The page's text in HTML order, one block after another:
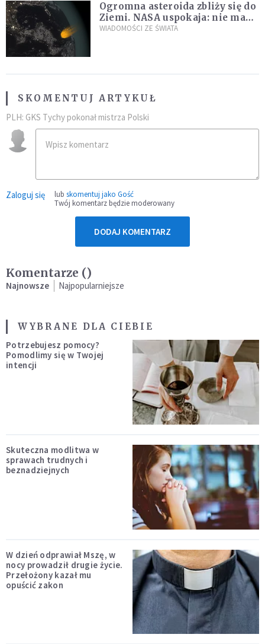
Ogromna asteroida zbliży się do
Ziemi. NASA uspokaja: nie ma
zagrożenia
WIADOMOŚCI ZE ŚWIATA
SKOMENTUJ ARTYKUŁ
PLH: GKS Tychy pokonał mistrza Polski
Zaloguj się lub skomentuj jako Gość
Twój komentarz będzie moderowany
DODAJ KOMENTARZ
Komentarze ()
Najnowsze Najpopularniejsze
WYBRANE DLA CIEBIE
Potrzebujesz pomocy?
Pomodlimy się w Twojej
intencji
Skuteczna modlitwa w
sprawach trudnych i
beznadziejnych
W dzień odprawiał Mszę, w
nocy prowadził drugie życie.
Przełożony kazał mu
opuścić zakon